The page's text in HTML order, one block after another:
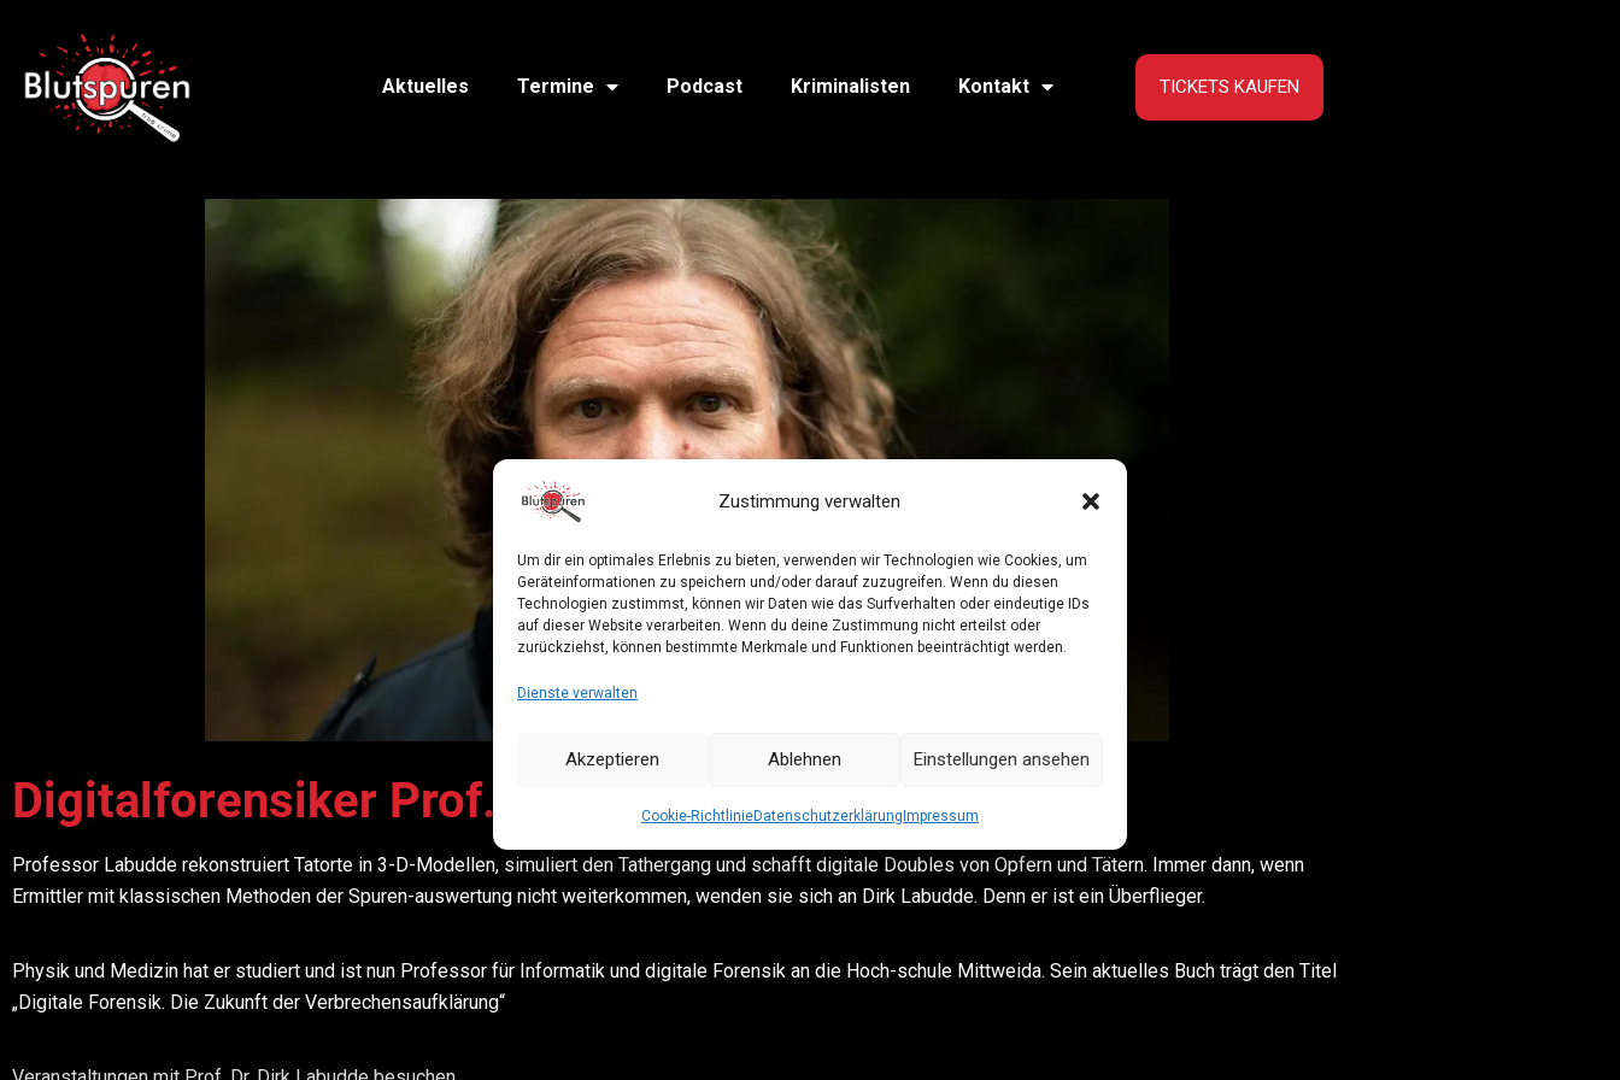
Zustimmung verwalten
Um dir ein optimales Erlebnis zu bieten, verwenden wir Technologien wie Cookies, um
Geräteinformationen zu speichern und/oder darauf zuzugreifen. Wenn du diesen
Technologien zustimmst, können wir Daten wie das Surfverhalten oder eindeutige IDs
auf dieser Website verarbeiten. Wenn du deine Zustimmung nicht erteilst oder
zurückziehst, können bestimmte Merkmale und Funktionen beeinträchtigt werden.
Dienste verwalten
Akzeptieren Ablehnen Einstellungen ansehen
Cookie-RichtlinieDatenschutzerklärungImpressum
Aktuelles Termine Podcast Kriminalisten Kontakt TICKETS KAUFEN
Digitalforensiker Prof. Dr. Dirk Labudde
Professor Labudde rekonstruiert Tatorte in 3-D-Modellen, simuliert den Tathergang und schafft digitale Doubles von Opfern und Tätern. Immer dann, wenn
Ermittler mit klassischen Methoden der Spuren-auswertung nicht weiterkommen, wenden sie sich an Dirk Labudde. Denn er ist ein Überflieger.
Physik und Medizin hat er studiert und ist nun Professor für Informatik und digitale Forensik an die Hoch-schule Mittweida. Sein aktuelles Buch trägt den Titel
„Digitale Forensik. Die Zukunft der Verbrechensaufklärung“